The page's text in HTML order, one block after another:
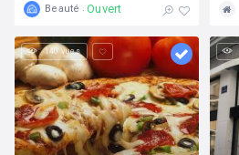
Beauté Ouvert
140 vues